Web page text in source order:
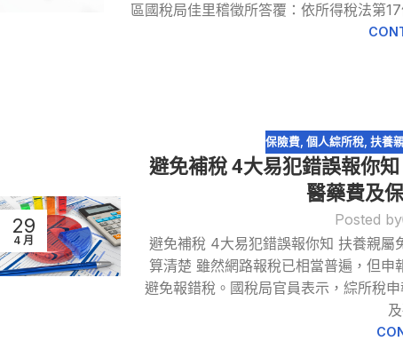
區國稅局佳里稽徵所答覆：依所得稅法第
29
4 月
保險費,個人綜所稅,扶養
避免補稅 4大易犯錯誤報你
醫藥費及
Posted by
避免補稅 4大易犯錯誤報你知 扶養親屬
算清楚 雖然網路報稅已相當普遍，但申
避免報錯稅。國稅局官員表示，綜所稅